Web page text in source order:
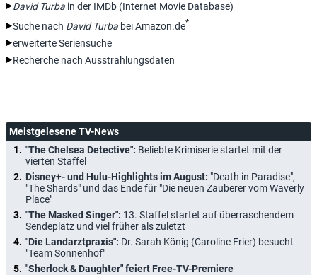
David Turba in der IMDb (Internet Movie Database)
Suche nach David Turba bei Amazon.de*
erweiterte Seriensuche
Recherche nach Ausstrahlungsdaten
Meistgelesene TV-News
"The Chelsea Detective": Beliebte Krimiserie startet mit der
vierten Staffel
Disney+- und Hulu-Highlights im August: "Death in Paradise",
"The Shards" und das Ende für "Die neuen Zauberer vom Waverly
Place"
"The Masked Singer": 13. Staffel startet auf überraschendem
Sendeplatz und viel früher als zuletzt
"Die Landarztpraxis": Dr. Sarah König (Caroline Frier) besucht
"Team Sonnenhof"
"Sherlock & Daughter" feiert Free-TV-Premiere